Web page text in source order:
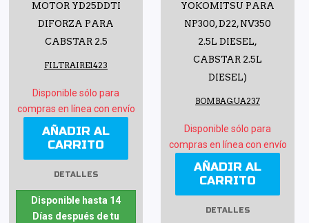
MOTOR YD25DDTI
DIFORZA PARA
CABSTAR 2.5
FILTRAIRE1423
Disponible sólo para
compras en línea con envío
AÑADIR AL
CARRITO
DETALLES
Disponible hasta 14
Días después de tu
YOKOMITSU PARA
NP300, D22, NV350
2.5L DIESEL,
CABSTAR 2.5L
DIESEL)
BOMBAGUA237
Disponible sólo para
compras en línea con envío
AÑADIR AL
CARRITO
DETALLES